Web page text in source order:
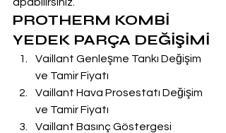
PROTHERM KOMBİ
YEDEK PARÇA DEĞİŞİMİ
Vaillant Genleşme Tankı Değişim
ve Tamir Fiyatı
Vaillant Hava Prosestatı Değişim
ve Tamir Fiyatı
Vaillant Basınç Göstergesi